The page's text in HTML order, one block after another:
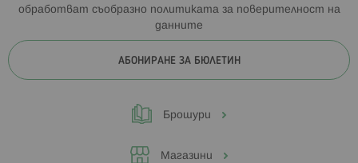
обработват съобразно политиката за поверителност на
данните
АБОНИРАНЕ ЗА БЮЛЕТИН
Брошури
Магазини